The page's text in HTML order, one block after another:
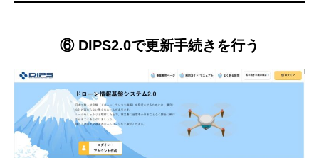
⑥ DIPS2.0で更新手続きを行う